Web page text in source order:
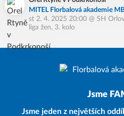
MITEL Florbalová akademie
st 2. 4. 2025 20:00 @ SH
liga žen, 3. kolo
Jsme
Jsme jeden z největších